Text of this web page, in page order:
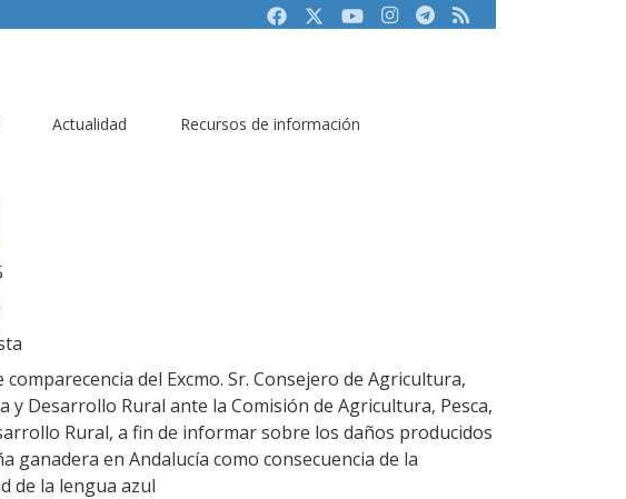
FacebookTwitterYoutubeInstagram
Telegram
RSS
Actualidad
Recursos de información
comparecencia del Excmo. Sr. Consejero de Agricultura,
y Desarrollo Rural ante la Comisión de Agricultura, Pesca,
Rural, a fin de informar sobre los daños producidos
ganadera en Andalucía como consecuencia de la
de la lengua azul